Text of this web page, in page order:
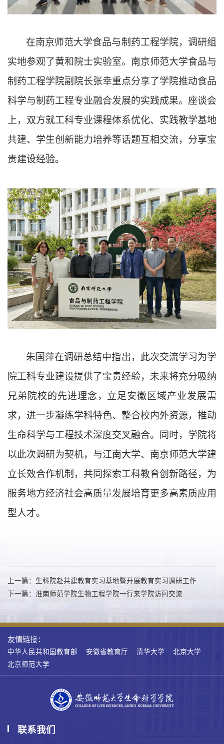
在南京师范大学食品与制药工程学院，调研组
实地参观了黄和院士实验室。南京师范大学食品与
制药工程学院副院长张幸重点分享了学院推动食品
科学与制药工程专业融合发展的实践成果。座谈会
上，双方就工科专业课程体系优化、实践教学基地
共建、学生创新能力培养等话题互相交流，分享宝
贵建设经验。
朱国萍在调研总结中指出，此次交流学习为学
院工科专业建设提供了宝贵经验，未来将充分吸纳
兄弟院校的先进理念，立足安徽区域产业发展需
求，进一步凝练学科特色、整合校内外资源，推动
生命科学与工程技术深度交叉融合。同时，学院将
以此次调研为契机，与江南大学、南京师范大学建
立长效合作机制，共同探索工科教育创新路径，为
服务地方经济社会高质量发展培育更多高素质应用
型人才。
上一篇：生科院赴共建教育实习基地暨开展教育实习调研工作
下一篇：淮南师范学院生物工程学院一行来学院访问交流
友情链接：
中华人民共和国教育部 安徽省教育厅 清华大学
北京大学
北京师范大学
联系我们